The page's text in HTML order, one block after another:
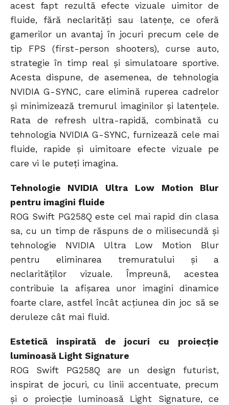
acest fapt rezultă efecte vizuale uimitor de
fluide, fără neclarități sau latențe, ce oferă
gamerilor un avantaj în jocuri precum cele de
tip FPS (first-person shooters), curse auto,
strategie în timp real și simulatoare sportive.
Acesta dispune, de asemenea, de tehnologia
NVIDIA G-SYNC, care elimină ruperea cadrelor
și minimizează tremurul imaginilor și latențele.
Rata de refresh ultra-rapidă, combinată cu
tehnologia NVIDIA G-SYNC, furnizează cele mai
fluide, rapide și uimitoare efecte vizuale pe
care vi le puteți imagina.
Tehnologie NVIDIA Ultra Low Motion Blur
pentru imagini fluide
ROG Swift PG258Q este cel mai rapid din clasa
sa, cu un timp de răspuns de o milisecundă și
tehnologie NVIDIA Ultra Low Motion Blur
pentru eliminarea tremuratului și a
neclarităților vizuale. Împreună, acestea
contribuie la afișarea unor imagini dinamice
foarte clare, astfel încât acțiunea din joc să se
deruleze cât mai fluid.
Estetică inspirată de jocuri cu proiecție
luminoasă Light Signature
ROG Swift PG258Q are un design futurist,
inspirat de jocuri, cu linii accentuate, precum
și o proiecție luminoasă Light Signature, ce